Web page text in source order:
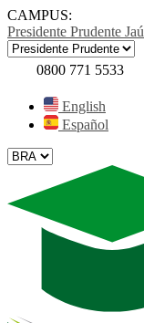
CAMPUS:
Presidente Prudente Jaú
0800 771 5533
English
Español